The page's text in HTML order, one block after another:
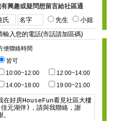
興趣或疑問想留言給社區通
先生
小姐
便聯絡時間
皆可
10:00~12:00
12:00~14:00
14:00~18:00
19:00~21:00